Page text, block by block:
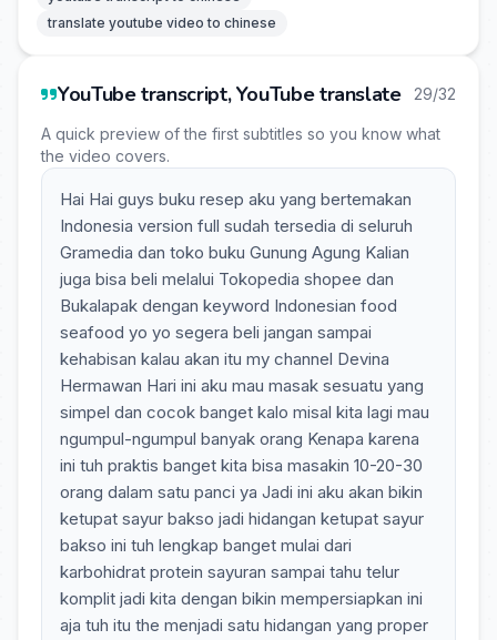
translate youtube video to chinese
YouTube transcript, YouTube translate 29/32
A quick preview of the first subtitles so you know what
the video covers.
Hai Hai guys buku resep aku yang bertemakan
Indonesia version full sudah tersedia di seluruh
Gramedia dan toko buku Gunung Agung Kalian
juga bisa beli melalui Tokopedia shopee dan
Bukalapak dengan keyword Indonesian food
seafood yo yo segera beli jangan sampai
kehabisan kalau akan itu my channel Devina
Hermawan Hari ini aku mau masak sesuatu yang
simpel dan cocok banget kalo misal kita lagi mau
ngumpul-ngumpul banyak orang Kenapa karena
ini tuh praktis banget kita bisa masakin 10-20-30
orang dalam satu panci ya Jadi ini aku akan bikin
ketupat sayur bakso jadi hidangan ketupat sayur
bakso ini tuh lengkap banget mulai dari
karbohidrat protein sayuran sampai tahu telur
komplit jadi kita dengan bikin mempersiapkan ini
aja tuh itu the menjadi satu hidangan yang proper